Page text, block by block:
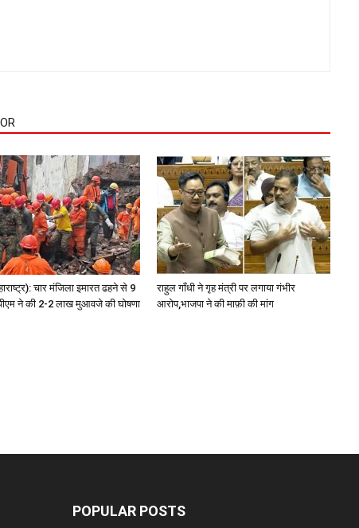
चार मंजिला इमारत ढहने से 9
ने की 2-2 लाख मुआवजे की घोषणा
राहुल गाँधी ने गृह मंत्री पर लगाया गंभीर
आरोप,भाजपा ने की माफ़ी की मांग
POPULAR POSTS